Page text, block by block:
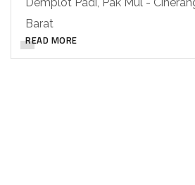
Barat
READ MORE